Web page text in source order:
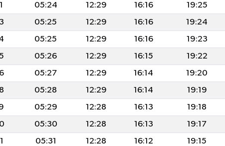
05:24 12:29 16:16 19:25
05:25 12:29 16:16 19:24
05:25 12:29 16:16 19:23
05:26 12:29 16:15 19:22
05:27 12:29 16:14 19:20
05:28 12:29 16:14 19:19
05:29 12:28 16:13 19:18
05:30 12:28 16:13 19:17
05:31 12:28 16:12 19:15